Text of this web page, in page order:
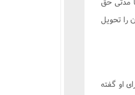
را تحويل
او گفته